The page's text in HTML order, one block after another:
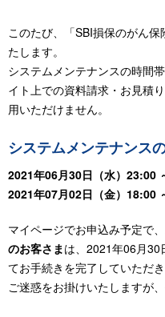
このたび、「SBI損保のがん
たします。
システムメンテナンスの時間
イト上での資料請求・お見積
用いただけません。
システムメンテナンス
2021年06月30日（水）23:00
2021年07月02日（金）18:00
マイページでお申込み予定で、
のお客さまは、2021年06月30
てお手続きを完了していただ
ご迷惑をお掛けいたしますが